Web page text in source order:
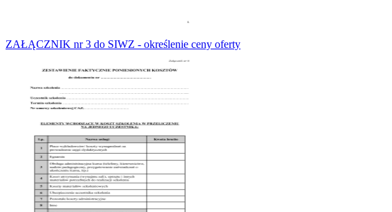
ZAŁĄCZNIK nr 3 do SIWZ - określenie ceny oferty